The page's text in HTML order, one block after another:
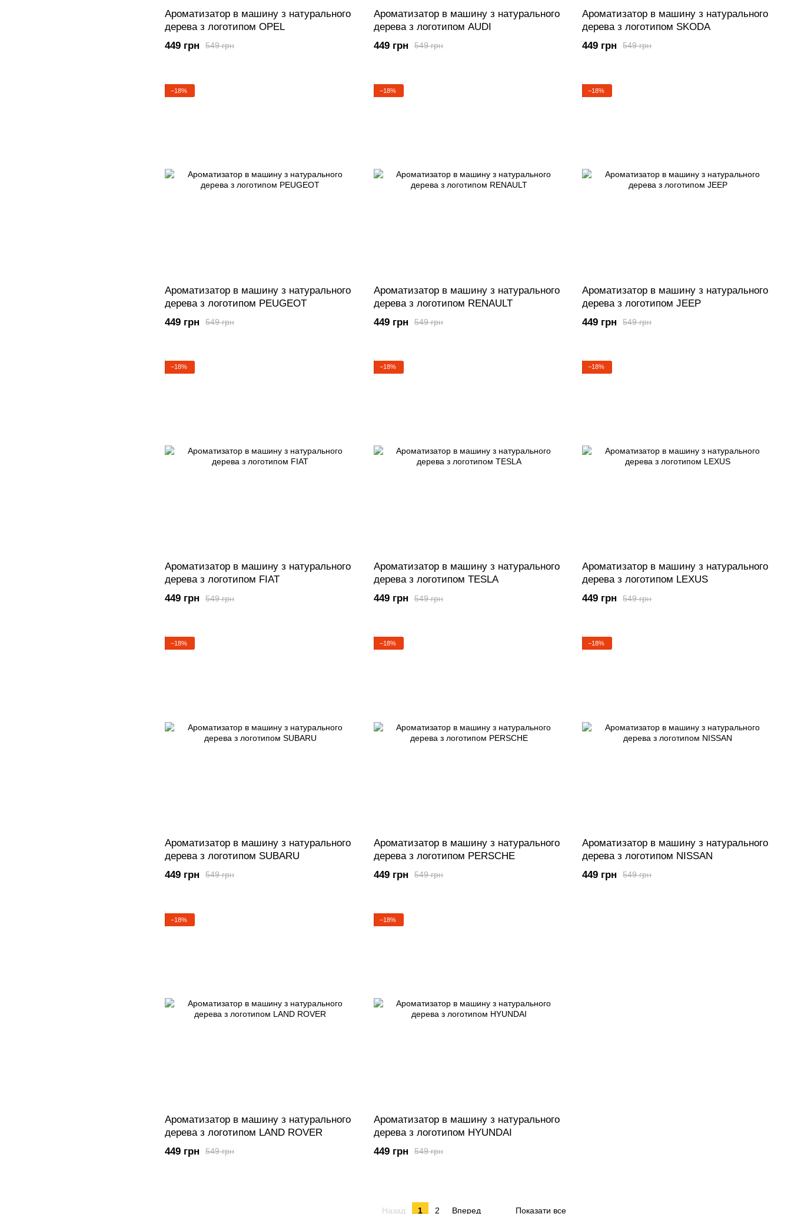
Ароматизатор в машину з натурального
дерева з логотипом OPEL
549 грн
449 грн
Ароматизатор в машину з натурального
дерева з логотипом AUDI
549 грн
449 грн
Ароматизатор в машину з натурального
дерева з логотипом SKODA
549 грн
449 грн
−18%
Ароматизатор в машину з натурального
дерева з логотипом PEUGEOT
549 грн
449 грн
−18%
Ароматизатор в машину з натурального
дерева з логотипом RENAULT
549 грн
449 грн
−18%
Ароматизатор в машину з натурального
дерева з логотипом JEEP
549 грн
449 грн
−18%
Ароматизатор в машину з натурального
дерева з логотипом FIAT
549 грн
449 грн
−18%
Ароматизатор в машину з натурального
дерева з логотипом TESLA
549 грн
449 грн
−18%
Ароматизатор в машину з натурального
дерева з логотипом LEXUS
549 грн
449 грн
−18%
Ароматизатор в машину з натурального
дерева з логотипом SUBARU
549 грн
449 грн
−18%
Ароматизатор в машину з натурального
дерева з логотипом PERSCHE
549 грн
449 грн
−18%
Ароматизатор в машину з натурального
дерева з логотипом NISSAN
549 грн
449 грн
−18%
Ароматизатор в машину з натурального
дерева з логотипом LAND ROVER
549 грн
449 грн
−18%
Ароматизатор в машину з натурального
дерева з логотипом HYUNDAI
549 грн
449 грн
Назад 1 2 Вперед Показати все